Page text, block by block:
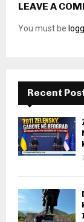
LEAVE A
You must be
Recent